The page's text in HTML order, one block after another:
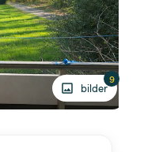
bilder
9